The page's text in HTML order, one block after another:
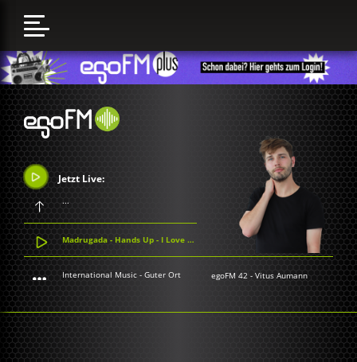
Jetzt Live:
...
Madrugada - Hands Up - I Love You
International Music - Guter Ort egoFM 42 - Vitus Aumann